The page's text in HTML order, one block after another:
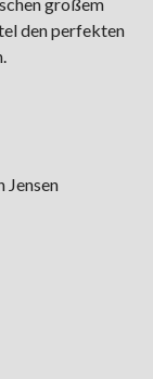
den perfekten
Jensen